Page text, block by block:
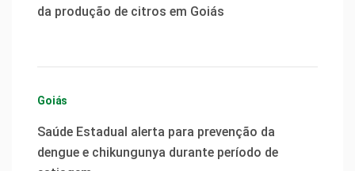
da produção de citros em Goiás
Goiás
Saúde Estadual alerta para prevenção da
dengue e chikungunya durante período de